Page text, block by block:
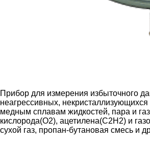
Прибор для измерения избыточного
неагрессивных,
медным сплавам жидкостей, пара и
кислорода(O2), ацетилена(C2H2) и
сухой газ, пропан-бутановая смесь и